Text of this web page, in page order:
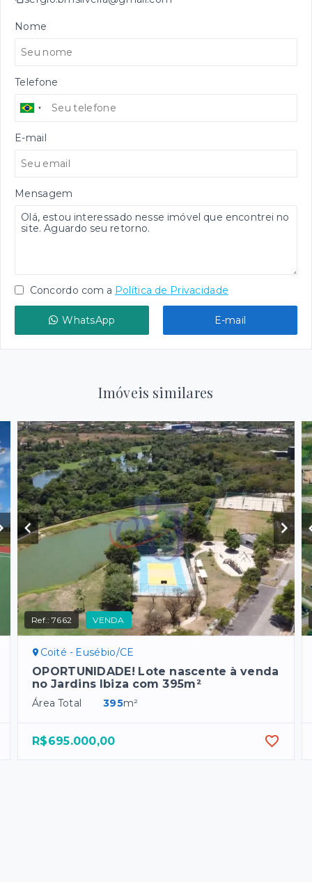
Nome
Telefone
E-mail
Mensagem
Concordo com a Política de Privacidade
WhatsApp E-mail
Imóveis similares
Ref.:7662 VENDA
Coité - Eusébio/CE
OPORTUNIDADE! Lote nascente à venda
no Jardins Ibiza com 395m²
Área Total 395m²
R$695.000,00